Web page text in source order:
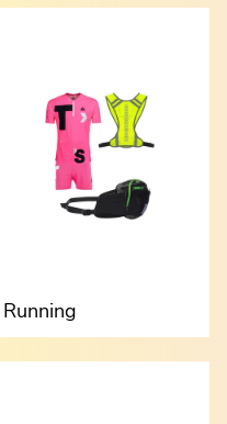
Running